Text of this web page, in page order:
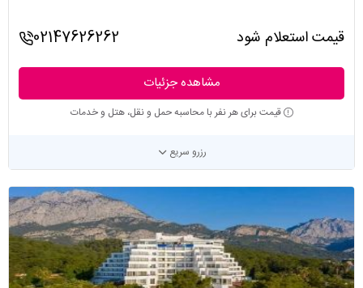
قیمت استعلام شود 02147626262
مشاهده جزئیات
قیمت برای هر نفر با محاسبه حمل و نقل، هتل و خدمات
رزرو سریع